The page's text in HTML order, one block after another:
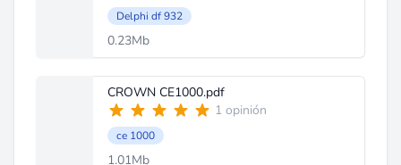
Delphi df 932
0.23Mb
CROWN CE1000.pdf
1 opinión
ce 1000
1.01Mb